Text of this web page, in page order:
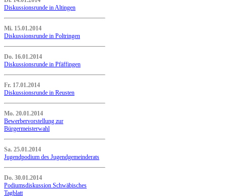
Diskussionsrunde in Altingen
Mi. 15.01.2014
Diskussionsrunde in Poltringen
Do. 16.01.2014
Diskussionsrunde in Pfäffingen
Fr. 17.01.2014
Diskussionsrunde in Reusten
Mo. 20.01.2014
Bewerbervorstellung zur
Bürgermeisterwahl
Sa. 25.01.2014
Jugendpodium des Jugendgemeinderats
Do. 30.01.2014
Podiumsdiskussion Schwäbisches
Tagblatt